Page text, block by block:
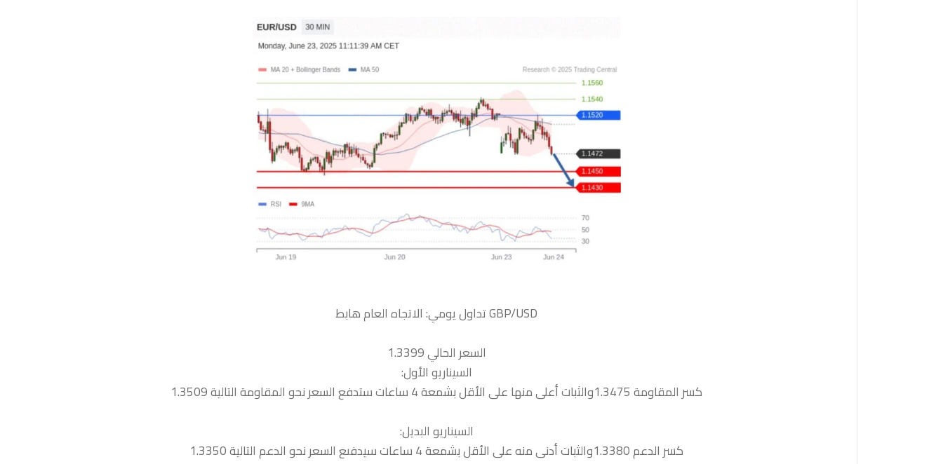
السعر الحالي 1.3399
السيناريو الأول:
كسر المقاومة 1.3475والثبات أعلى منها على الأقل بشمعة 4 ساعات ستدفع السعر نحو المقاومة التالية 1.3509
السيناريو البديل:
كسر الدعم 1.3380والثبات أدنى منه على الأقل بشمعة 4 ساعات سيدفىع السعر نحو الدعم التالية 1.3350